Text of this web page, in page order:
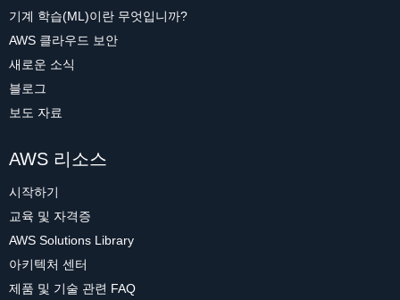
기계 학습(ML)이란 무엇입니까?
AWS 클라우드 보안
새로운 소식
블로그
보도 자료
AWS 리소스
시작하기
교육 및 자격증
AWS Solutions Library
아키텍처 센터
제품 및 기술 관련 FAQ